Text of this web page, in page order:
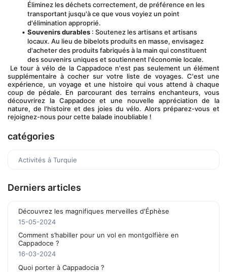
Éliminez les déchets correctement, de préférence en les
transportant jusqu'à ce que vous voyiez un point
d'élimination approprié.
Souvenirs durables : Soutenez les artisans et artisans
locaux. Au lieu de bibelots produits en masse, envisagez
d'acheter des produits fabriqués à la main qui constituent
des souvenirs uniques et soutiennent l'économie locale.
supplémentaire à cocher sur votre liste de voyages. C'est une
expérience, un voyage et une histoire qui vous attend à chaque
coup de pédale. En parcourant des terrains enchanteurs, vous
découvrirez la Cappadoce et une nouvelle appréciation de la
nature, de l'histoire et des joies du vélo. Alors préparez-vous et
rejoignez-nous pour cette balade inoubliable !
catégories
Activités à Turquie
Derniers articles
Découvrez les magnifiques merveilles d'Éphèse
15-05-2024
Comment s’habiller pour un vol en montgolfière en
Cappadoce ?
16-03-2024
Quoi porter à Cappadocia ?